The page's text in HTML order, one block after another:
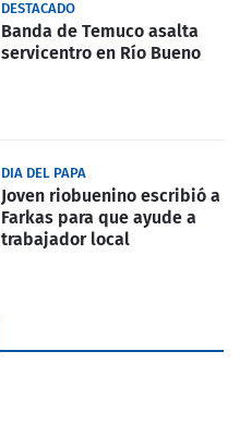
DESTACADO
Banda de Temuco asalta
servicentro en Río Bueno
DIA DEL PAPA
Joven riobuenino escribió a
Farkas para que ayude a
trabajador local